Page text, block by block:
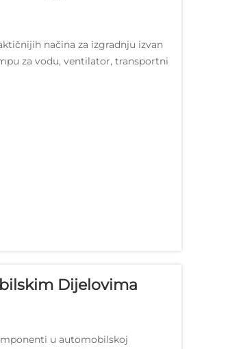
načina za izgradnju izvan
za vodu, ventilator, transportni
Dijelovima
u automobilskoj